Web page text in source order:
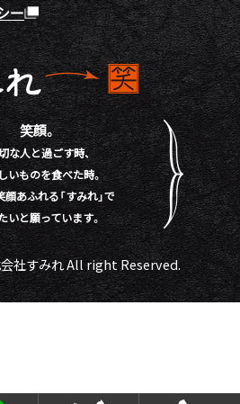
ー
笑顔。
な人と過ごす時、
いものを食べた時。
顔あふれる「すみれ」で
いと願っています。
社すみれ All right Reserved.